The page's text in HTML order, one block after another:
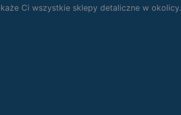
Ci wszystkie sklepy detaliczne w okolicy.